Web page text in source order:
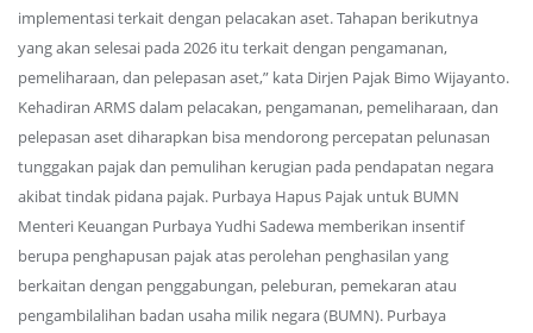
implementasi terkait dengan pelacakan aset. Tahapan berikutnya
yang akan selesai pada 2026 itu terkait dengan pengamanan,
pemeliharaan, dan pelepasan aset,” kata Dirjen Pajak Bimo Wijayanto.
Kehadiran ARMS dalam pelacakan, pengamanan, pemeliharaan, dan
pelepasan aset diharapkan bisa mendorong percepatan pelunasan
tunggakan pajak dan pemulihan kerugian pada pendapatan negara
akibat tindak pidana pajak. Purbaya Hapus Pajak untuk BUMN
Menteri Keuangan Purbaya Yudhi Sadewa memberikan insentif
berupa penghapusan pajak atas perolehan penghasilan yang
berkaitan dengan penggabungan, peleburan, pemekaran atau
pengambilalihan badan usaha milik negara (BUMN). Purbaya